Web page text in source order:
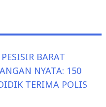
BARAT
NYATA: 150
TERIMA POLIS